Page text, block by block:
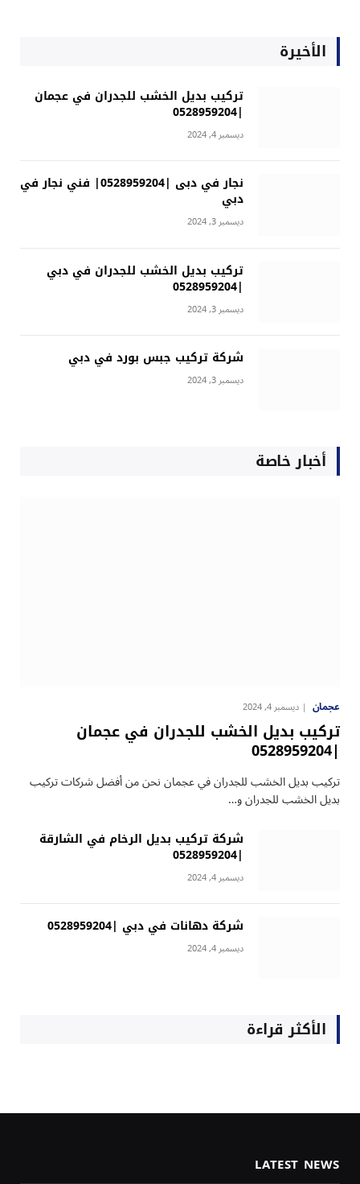
الأخيرة
تركيب بديل الخشب للجدران في عجمان
|0528959204
ديسمبر 4, 2024
نجار في دبى |0528959204| فني نجار في
دبي
ديسمبر 3, 2024
تركيب بديل الخشب للجدران في دبي
|0528959204
ديسمبر 3, 2024
شركة تركيب جبس بورد في دبي
ديسمبر 3, 2024
أخبار خاصة
عجمان ديسمبر 4, 2024
تركيب بديل الخشب للجدران في عجمان
|0528959204
تركيب بديل الخشب للجدران في عجمان نحن من أفضل شركات تركيب
بديل الخشب للجدران و…
شركة تركيب بديل الرخام في الشارقة
|0528959204
ديسمبر 4, 2024
شركة دهانات في دبي |0528959204
ديسمبر 4, 2024
الأكثر قراءة
LATEST NEWS